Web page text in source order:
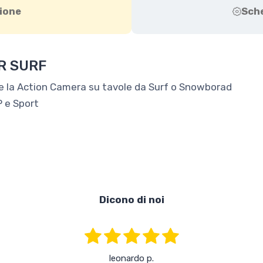
SURF
Action Camera su tavole da Surf o Snowborad
e Sport
Dicono di noi
leonardo p.